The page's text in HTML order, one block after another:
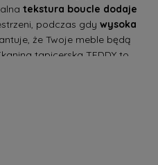
tekstura boucle dodaje
podczas gdy wysoka
że Twoje meble będą
tapicerska TEDDY to
i trwałości
do dotknięcia, tworząc
salon, sypialnię czy